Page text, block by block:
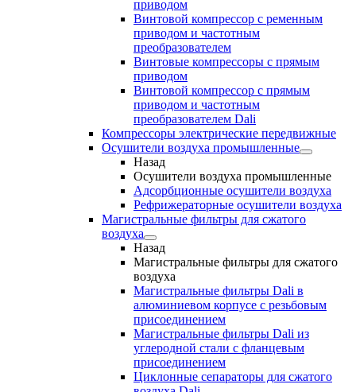
приводом
Винтовой компрессор с ременным
приводом и частотным
преобразователем
Винтовые компрессоры с прямым
приводом
Винтовой компрессор с прямым
приводом и частотным
преобразователем Dali
Компрессоры электрические передвижные
Осушители воздуха промышленные
Назад
Осушители воздуха промышленные
Адсорбционные осушители воздуха
Рефрижераторные осушители воздуха
Магистральные фильтры для сжатого
воздуха
Назад
Магистральные фильтры для сжатого
воздуха
Магистральные фильтры Dali в
алюминиевом корпусе с резьбовым
присоединением
Магистральные фильтры Dali из
углеродной стали с фланцевым
присоединением
Циклонные сепараторы для сжатого